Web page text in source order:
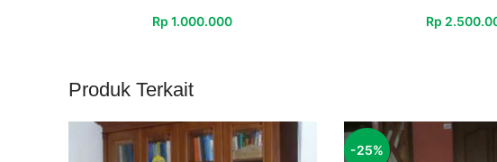
Rp 1.000.000 Rp
Produk Terkait
-25%